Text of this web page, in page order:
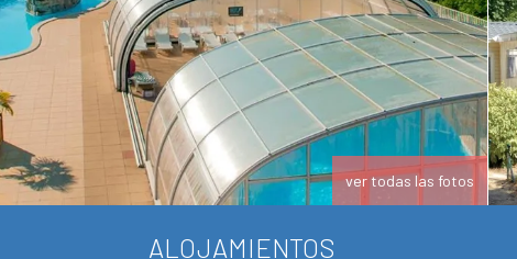
ver todas las fotos
ALOJAMIENTOS